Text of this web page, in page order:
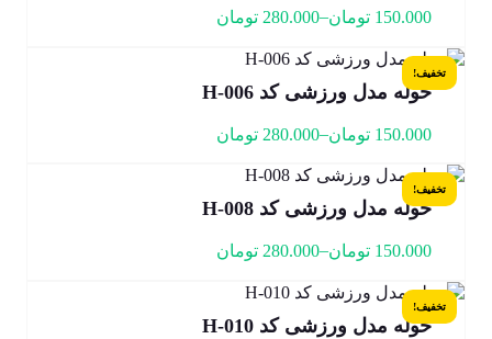
150.000 تومان–
280.000 تومان
تخفیف!
حوله مدل ورزشی کد H-006
150.000 تومان–
280.000 تومان
تخفیف!
حوله مدل ورزشی کد H-008
150.000 تومان–
280.000 تومان
تخفیف!
حوله مدل ورزشی کد H-010